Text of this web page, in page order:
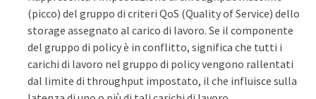
(picco) del gruppo di criteri QoS (Quality of Service) dello
storage assegnato al carico di lavoro. Se il componente
del gruppo di policy è in conflitto, significa che tutti i
carichi di lavoro nel gruppo di policy vengono rallentati
dal limite di throughput impostato, il che influisce sulla